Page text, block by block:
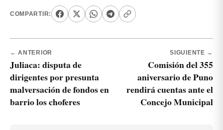
COMPARTIR:
← ANTERIOR
Juliaca: disputa de
dirigentes por presunta
malversación de fondos en
barrio los choferes
SIGUIENTE →
Comisión del 355
aniversario de Puno
rendirá cuentas ante el
Concejo Municipal